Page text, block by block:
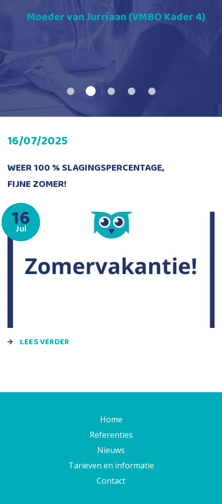
Moeder van Jurriaan (VMBO Kader 4)
16/07/2025
WEER 100 % SLAGINGSPERCENTAGE,
FIJNE ZOMER!
16
Jul
LEES VERDER
Home
Referenties
Nieuws
Tarieven en informatie
Contact